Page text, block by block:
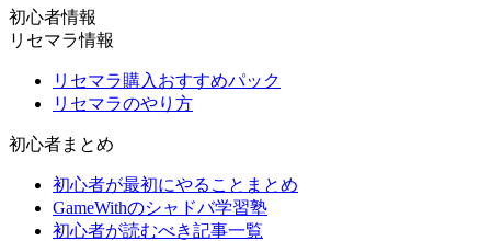
初心者情報
リセマラ情報
リセマラ購入おすすめパック
リセマラのやり方
初心者まとめ
初心者が最初にやることまとめ
GameWithのシャドバ学習塾
初心者が読むべき記事一覧